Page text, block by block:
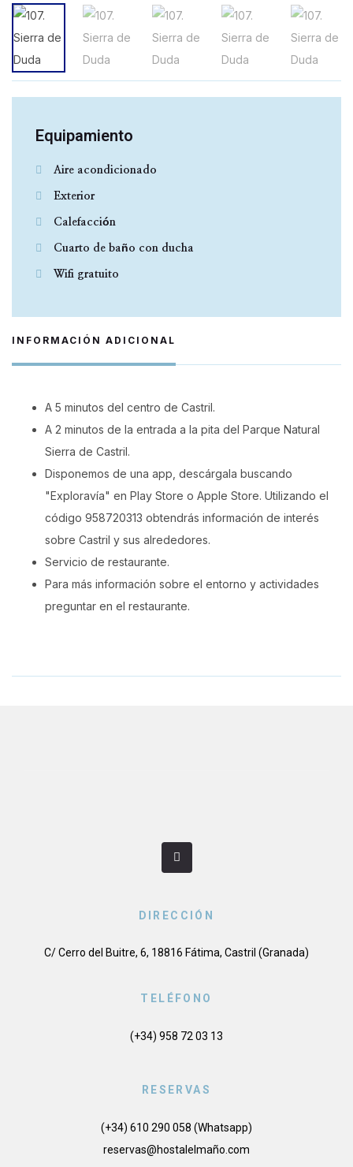
Equipamiento
Aire acondicionado
Exterior
Calefacción
Cuarto de baño con ducha
Wifi gratuito
INFORMACIÓN ADICIONAL
A 5 minutos del centro de Castril.
A 2 minutos de la entrada a la pita del Parque Natural
Sierra de Castril.
Disponemos de una app, descárgala buscando
"Exploravía" en Play Store o Apple Store. Utilizando el
código 958720313 obtendrás información de interés
sobre Castril y sus alrededores.
Servicio de restaurante.
Para más información sobre el entorno y actividades
preguntar en el restaurante.
DIRECCIÓN
C/ Cerro del Buitre, 6, 18816 Fátima, Castril (Granada)
TELÉFONO
(+34) 958 72 03 13
RESERVAS
(+34) 610 290 058 (Whatsapp)
reservas@hostalelmaño.com